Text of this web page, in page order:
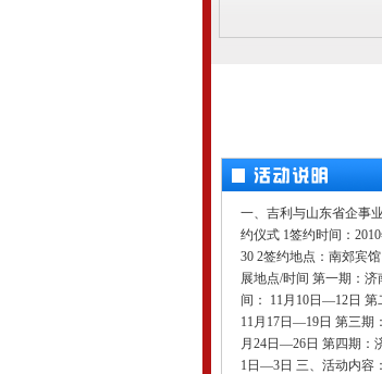
一、吉利与山东省企事
约仪式 1签约时间：
30 2签约地点：南郊宾
展地点/时间 第一期：
间： 11月10日—12日 第
11月17日—19日 第三期
月24日—26日 第四期：
1日—3日 三、活动内容